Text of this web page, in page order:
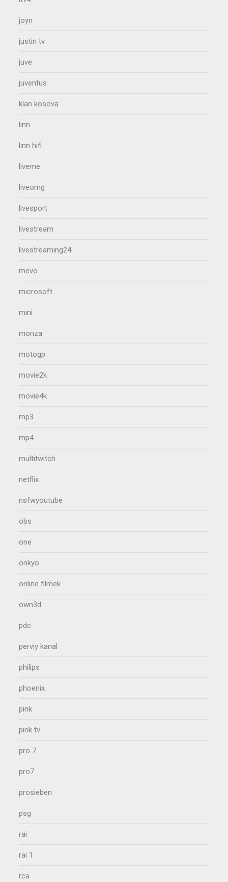
joyn
justin tv
juve
juventus
klan kosova
linn
linn hifi
liveme
liveomg
livesport
livestream
livestreaming24
mevo
microsoft
mini
monza
motogp
movie2k
movie4k
mp3
mp4
multitwitch
netflix
nsfwyoutube
obs
one
onkyo
online filmek
own3d
pdc
perviy kanal
philips
phoenix
pink
pink tv
pro 7
pro7
prosieben
psg
rai
rai 1
rca